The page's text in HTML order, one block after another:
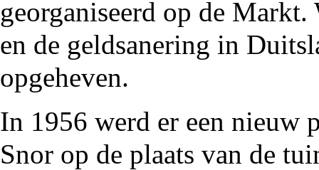
georganiseerd op de Markt.
en de geldsanering in
opgeheven.
In 1956 werd er een
Snor op de plaats van de